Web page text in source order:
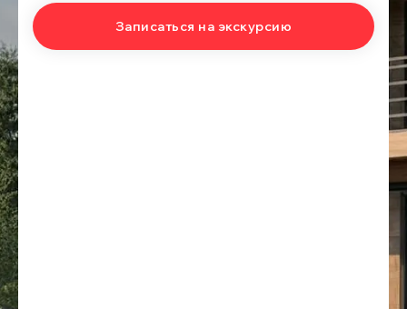
Отсутствие второго этажа также упрощает обслуживание
кровли и снижает теплопотери.
Рекомендация
Записаться на экскурсию